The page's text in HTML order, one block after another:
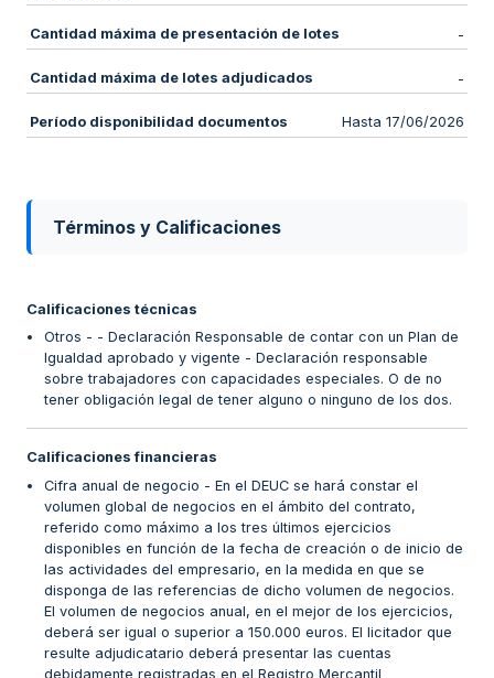
Cantidad máxima de presentación de lotes -
Cantidad máxima de lotes adjudicados -
Período disponibilidad documentos Hasta 17/06/2026
Términos y Calificaciones
Calificaciones técnicas
Otros - - Declaración Responsable de contar con un Plan de
Igualdad aprobado y vigente - Declaración responsable
sobre trabajadores con capacidades especiales. O de no
tener obligación legal de tener alguno o ninguno de los dos.
Calificaciones financieras
Cifra anual de negocio - En el DEUC se hará constar el
volumen global de negocios en el ámbito del contrato,
referido como máximo a los tres últimos ejercicios
disponibles en función de la fecha de creación o de inicio de
las actividades del empresario, en la medida en que se
disponga de las referencias de dicho volumen de negocios.
El volumen de negocios anual, en el mejor de los ejercicios,
deberá ser igual o superior a 150.000 euros. El licitador que
resulte adjudicatario deberá presentar las cuentas
debidamente registradas en el Registro Mercantil